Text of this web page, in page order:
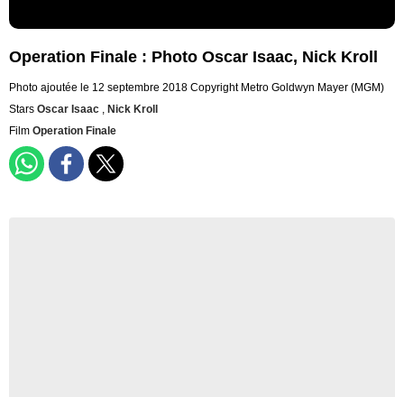
Operation Finale : Photo Oscar Isaac, Nick Kroll
Photo ajoutée le 12 septembre 2018 Copyright Metro Goldwyn Mayer (MGM)
Stars Oscar Isaac , Nick Kroll
Film Operation Finale